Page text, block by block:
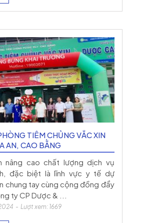
TIÊM CHỦNG VẮC XIN
AN, CAO BẰNG
nâng cao chất lượng dịch vụ
đặc biệt là lĩnh vực y tế dự
chung tay cùng cộng đồng đẩy
ty CP Dược & ...
- Lượt xem: 1669